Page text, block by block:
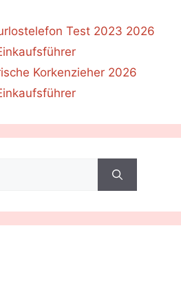
Test 2023 2026
Korkenzieher 2026